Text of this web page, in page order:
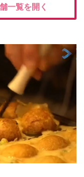
一覧を開く